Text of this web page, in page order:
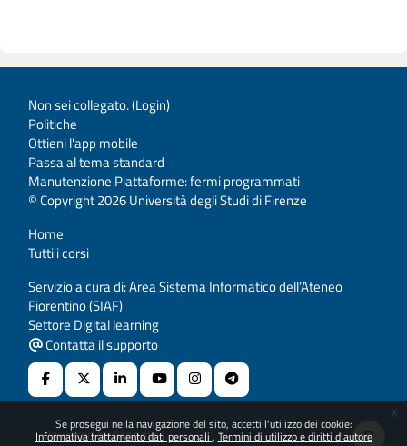
Se prosegui nella navigazione del sito, accetti l'utilizzo dei cookie:
Informativa trattamento dati personali Termini di utilizzo e diritti d'autore
x
Non sei collegato. (Login)
Politiche
Ottieni l'app mobile
Passa al tema standard
Manutenzione Piattaforme: fermi programmati
© Copyright 2026 Università degli Studi di Firenze
Home
Tutti i corsi
Servizio a cura di: Area Sistema Informatico dell’Ateneo
Fiorentino (SIAF)
Settore Digital learning
Contatta il supporto
Powered byMoodle